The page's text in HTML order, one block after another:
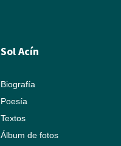
Sol Acín
Biografía
Poesía
Textos
Álbum de fotos